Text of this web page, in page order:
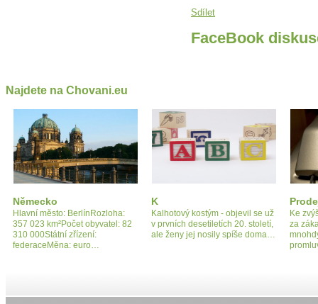
Sdílet
FaceBook
Najdete na Chovani.eu
Německo
Hlavní město: BerlínRozloha:
357 023 km²Počet obyvatel: 82
310 000Státní zřízení:
federaceMěna: euro…
K
Kalhotový kostým - objevil se už
v prvních desetiletích 20. století,
ale ženy jej nosily spíše doma…
Ke
za